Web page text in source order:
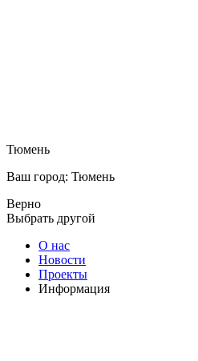
Тюмень
Ваш город: Тюмень
Верно
Выбрать другой
О нас
Новости
Проекты
Информация